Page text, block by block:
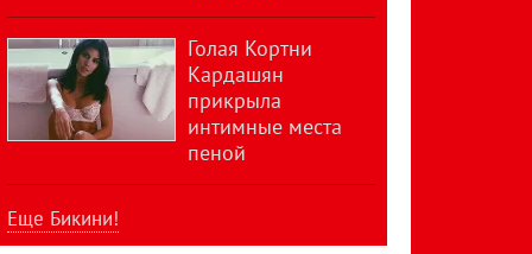
Голая Кортни
Кардашян
прикрыла
интимные места
пеной
Еще Бикини!